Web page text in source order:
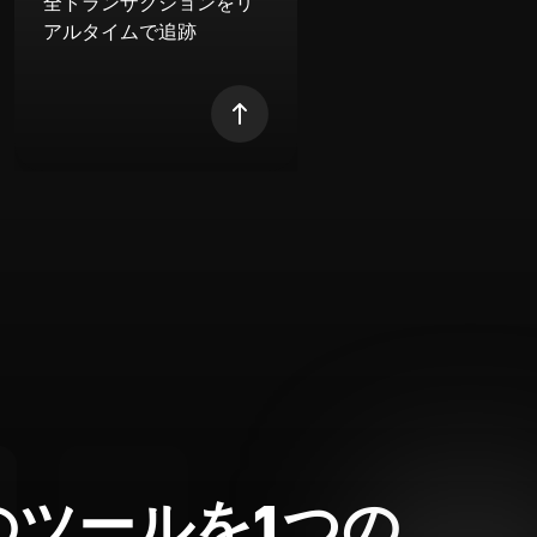
アルタイムで追跡